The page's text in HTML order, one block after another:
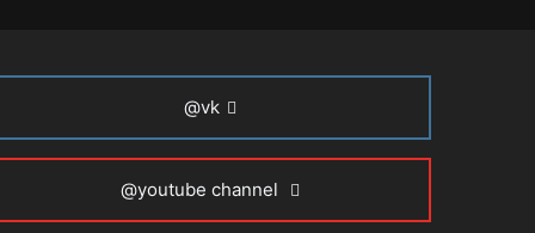
@vk
@youtube channel